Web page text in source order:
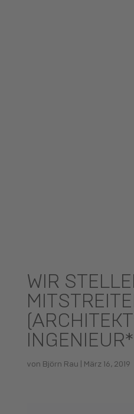
WIR
von Björn Rau März 16, 2019